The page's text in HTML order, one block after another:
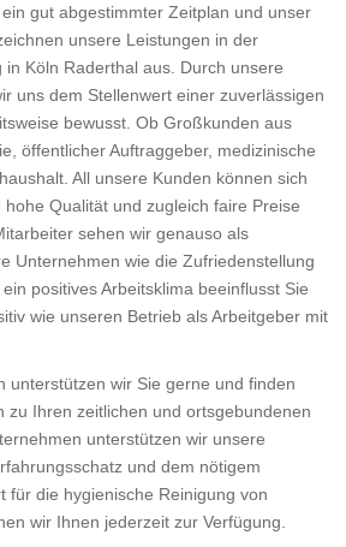
gut abgestimmter Zeitplan und unser
unsere Leistungen in der
in Köln Raderthal aus. Durch unsere
uns dem Stellenwert einer zuverlässigen
bewusst. Ob Großkunden aus
öffentlicher Auftraggeber, medizinische
All unsere Kunden können sich
Qualität und zugleich faire Preise
sehen wir genauso als
Unternehmen wie die Zufriedenstellung
positives Arbeitsklima beeinflusst Sie
wie unseren Betrieb als Arbeitgeber mit
unterstützen wir Sie gerne und finden
zu Ihren zeitlichen und ortsgebundenen
unterstützen wir unsere
und dem nötigem
für die hygienische Reinigung von
wir Ihnen jederzeit zur Verfügung.